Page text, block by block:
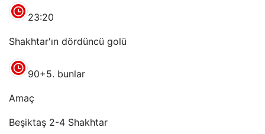
23:20
Shakhtar'ın dördüncü golü
90+5. bunlar
Amaç
Beşiktaş 2-4 Shakhtar